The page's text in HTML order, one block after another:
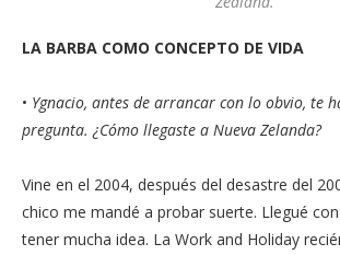
LA BARBA COMO CONCEPTO DE VIDA
• Ygnacio, antes de arrancar con lo obvio, te
pregunta. ¿Cómo llegaste a Nueva Zelanda?
Vine en el 2004, después del desastre del
chico me mandé a probar suerte. Llegué
tener mucha idea. La Work and Holiday